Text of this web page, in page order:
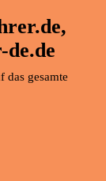
de.de
das gesamte